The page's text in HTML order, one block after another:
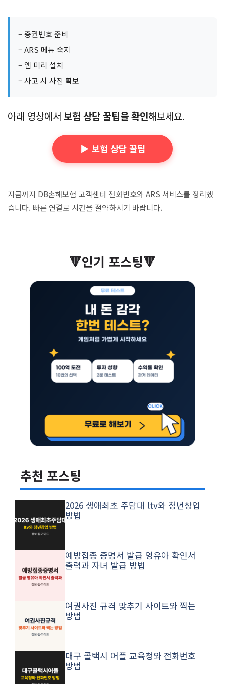
– 증권번호 준비
– ARS 메뉴 숙지
– 앱 미리 설치
– 사고 시 사진 확보
아래 영상에서 보험 상담 꿀팁을 확인해보세요.
▶️ 보험 상담 꿀팁
지금까지 DB손해보험 고객센터 전화번호와 ARS 서비스를 정리했
습니다. 빠른 연결로 시간을 절약하시기 바랍니다.
🔻인기 포스팅🔻
추천 포스팅
2026 생애최초 주담대 ltv와 청년창업
방법
예방접종 증명서 발급 영유아 확인서
출력과 자녀 발급 방법
여권사진 규격 맞추기 사이트와 찍는
방법
대구 콜택시 어플 교육청와 전화번호
방법